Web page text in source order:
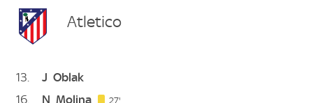
Atletico
13 J Oblak
16
N Molina 27'